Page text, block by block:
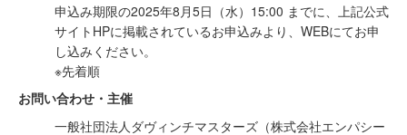
申込み期限の2025年8月5日（水）15:00 までに、上記公式
サイトHPに掲載されているお申込みより、WEBにてお申
し込みください。
※先着順
お問い合わせ・主催
一般社団法人ダヴィンチマスターズ（株式会社エンパシー